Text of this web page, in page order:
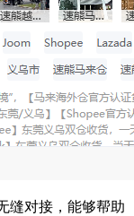
缝对接，能够帮助